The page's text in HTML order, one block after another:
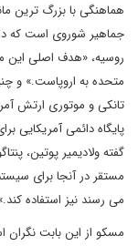
جماهیر شوروی است که
روسیه، «هدف اصلی این
متحده به اروپاست.» و
تانکی و موتوری ارتش
پایگاه دائمی
گفته ولادیمیر پوتین،
می رسند نیز استفاده
مسکو از این بابت